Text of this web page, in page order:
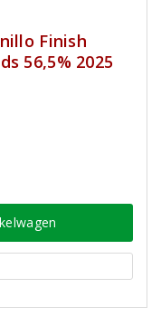
Finish
56,5% 2025